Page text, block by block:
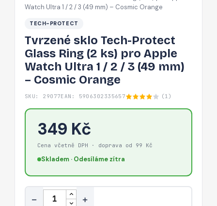
1
/
3
(49
mm)
Watch Ultra 1 / 2 / 3 (49 mm) – Cosmic Orange
TECH-PROTECT
Tvrzené sklo Tech-Protect
Glass Ring (2 ks) pro Apple
Watch Ultra 1 / 2 / 3 (49 mm)
– Cosmic Orange
SKU: 29077EAN: 5906302335657 (1)
349 Kč
Cena včetně DPH · doprava od 99 Kč
Skladem · Odesíláme zítra
Množství
− +